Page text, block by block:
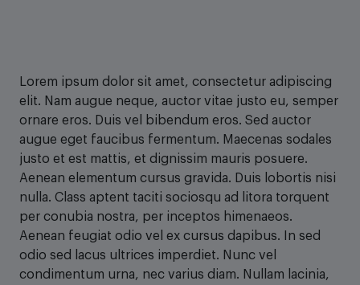
Lorem ipsum dolor sit amet, consectetur adipiscing
elit. Nam augue neque, auctor vitae justo eu, semper
ornare eros. Duis vel bibendum eros. Sed auctor
augue eget faucibus fermentum. Maecenas sodales
justo et est mattis, et dignissim mauris posuere.
Aenean elementum cursus gravida. Duis lobortis nisi
nulla. Class aptent taciti sociosqu ad litora torquent
per conubia nostra, per inceptos himenaeos.
Aenean feugiat odio vel ex cursus dapibus. In sed
odio sed lacus ultrices imperdiet. Nunc vel
condimentum urna, nec varius diam. Nullam lacinia,